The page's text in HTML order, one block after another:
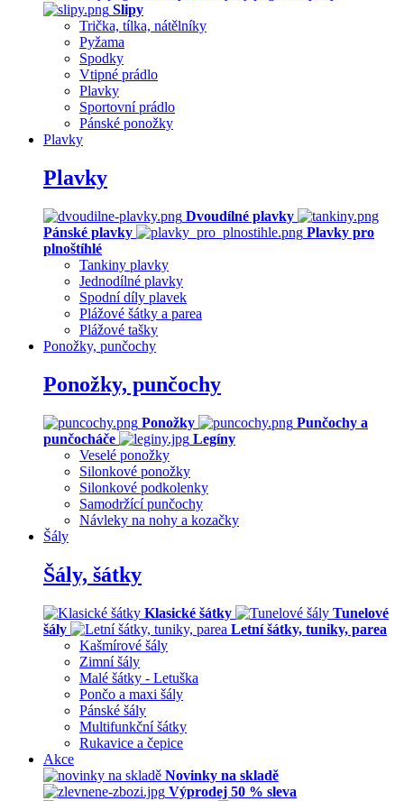
Slipy
Trička, tílka, nátělníky
Pyžama
Spodky
Vtipné prádlo
Plavky
Sportovní prádlo
Pánské ponožky
Plavky
Plavky
Dvoudílné plavky
Pánské plavky
Plavky pro
plnoštíhlé
Tankiny plavky
Jednodílné plavky
Spodní díly plavek
Plážové šátky a parea
Plážové tašky
Ponožky, punčochy
Ponožky, punčochy
Ponožky
Punčochy a
punčocháče
Legíny
Veselé ponožky
Silonkové ponožky
Silonkové podkolenky
Samodržící punčochy
Návleky na nohy a kozačky
Šály
Šály, šátky
Klasické šátky
Tunelové
šály
Letní šátky, tuniky, parea
Kašmírové šály
Zimní šály
Malé šátky - Letuška
Pončo a maxi šály
Pánské šály
Multifunkční šátky
Rukavice a čepice
Akce
Novinky na skladě
Výprodej 50 % sleva